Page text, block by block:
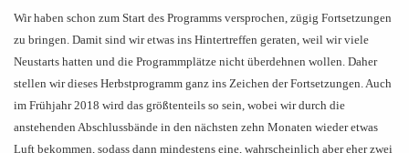
Wir haben schon zum Start des Programms versprochen, zügig Fortsetzungen
zu bringen. Damit sind wir etwas ins Hintertreffen geraten, weil wir viele
Neustarts hatten und die Programmplätze nicht überdehnen wollen. Daher
stellen wir dieses Herbstprogramm ganz ins Zeichen der Fortsetzungen. Auch
im Frühjahr 2018 wird das größtenteils so sein, wobei wir durch die
anstehenden Abschlussbände in den nächsten zehn Monaten wieder etwas
Luft bekommen, sodass dann mindestens eine, wahrscheinlich aber eher zwei